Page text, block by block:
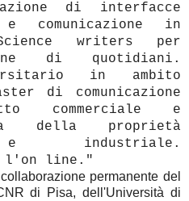
di interfacce
comunicazione in
writers per
di quotidiani.
in ambito
di comunicazione
commerciale e
della proprietà
industriale.
l'on line."
permanente del
di Pisa, dell'Università di